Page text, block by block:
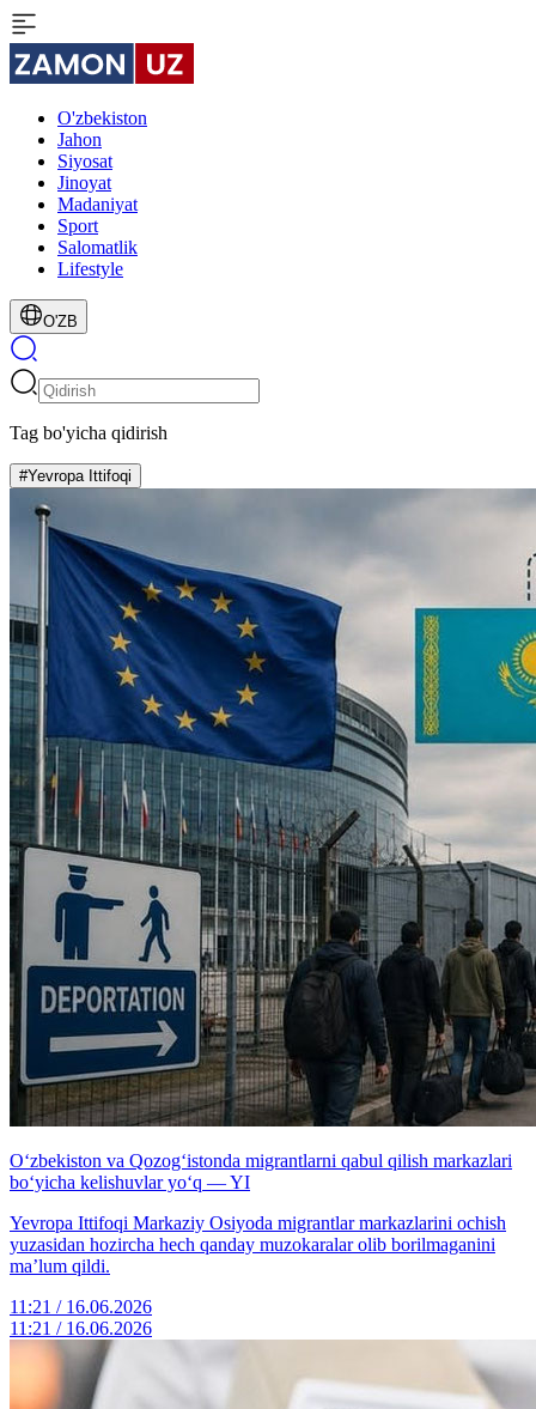
O'zbekiston
Jahon
Siyosat
Jinoyat
Madaniyat
Sport
Salomatlik
Lifestyle
O'ZB
Tag bo'yicha qidirish
#Yevropa Ittifoqi
O‘zbekiston va Qozog‘istonda migrantlarni qabul qilish markazlari
bo‘yicha kelishuvlar yo‘q — YI
Yevropa Ittifoqi Markaziy Osiyoda migrantlar markazlarini ochish
yuzasidan hozircha hech qanday muzokaralar olib borilmaganini
ma’lum qildi.
11:21 / 16.06.2026
11:21 / 16.06.2026